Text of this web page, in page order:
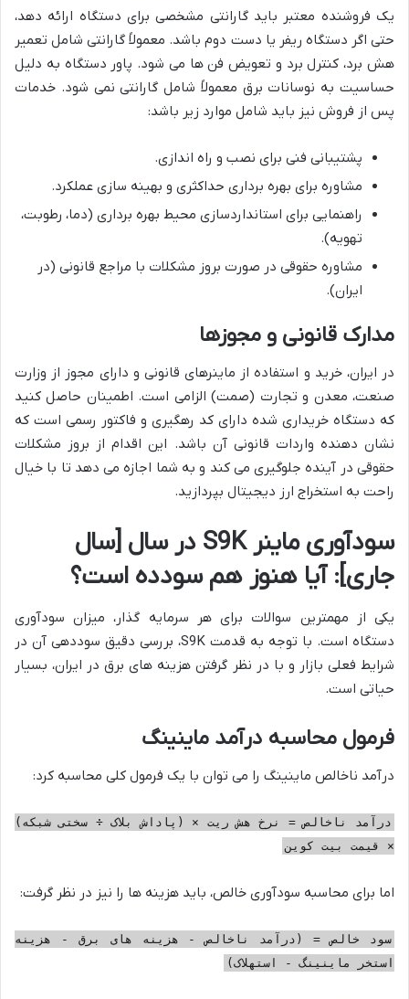
یک فروشنده معتبر باید گارانتی مشخصی برای دستگاه ارائه دهد،
حتی اگر دستگاه ریفر یا دست دوم باشد. معمولاً گارانتی شامل تعمیر
هش برد، کنترل برد و تعویض فن ها می شود. پاور دستگاه به دلیل
حساسیت به نوسانات برق معمولاً شامل گارانتی نمی شود. خدمات
پس از فروش نیز باید شامل موارد زیر باشد:
پشتیبانی فنی برای نصب و راه اندازی.
مشاوره برای بهره برداری حداکثری و بهینه سازی عملکرد.
راهنمایی برای استانداردسازی محیط بهره برداری (دما، رطوبت،
تهویه).
مشاوره حقوقی در صورت بروز مشکلات با مراجع قانونی (در
ایران).
مدارک قانونی و مجوزها
در ایران، خرید و استفاده از ماینرهای قانونی و دارای مجوز از وزارت
صنعت، معدن و تجارت (صمت) الزامی است. اطمینان حاصل کنید
که دستگاه خریداری شده دارای کد رهگیری و فاکتور رسمی است که
نشان دهنده واردات قانونی آن باشد. این اقدام از بروز مشکلات
حقوقی در آینده جلوگیری می کند و به شما اجازه می دهد تا با خیال
راحت به استخراج ارز دیجیتال بپردازید.
سودآوری ماینر S9K در سال [سال
جاری]: آیا هنوز هم سودده است؟
یکی از مهمترین سوالات برای هر سرمایه گذار، میزان سودآوری
دستگاه است. با توجه به قدمت S9K، بررسی دقیق سوددهی آن در
شرایط فعلی بازار و با در نظر گرفتن هزینه های برق در ایران، بسیار
حیاتی است.
فرمول محاسبه درآمد ماینینگ
درآمد ناخالص ماینینگ را می توان با یک فرمول کلی محاسبه کرد:
درآمد ناخالص = نرخ هش ریت × (پاداش بلاک ÷ سختی شبکه)
× قیمت بیت کوین
اما برای محاسبه سودآوری خالص، باید هزینه ها را نیز در نظر گرفت:
سود خالص = (درآمد ناخالص - هزینه های برق - هزینه
استخر ماینینگ - استهلاک)